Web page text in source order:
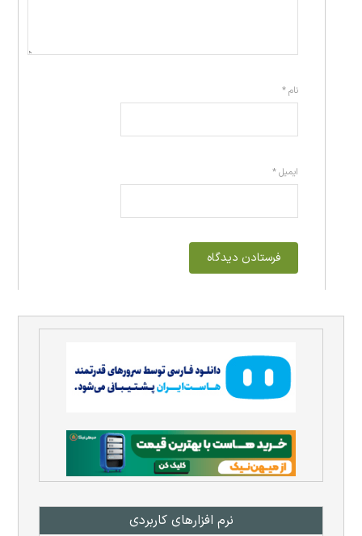
نرم افزار‌های کاربردی
نام*
ایمیل*